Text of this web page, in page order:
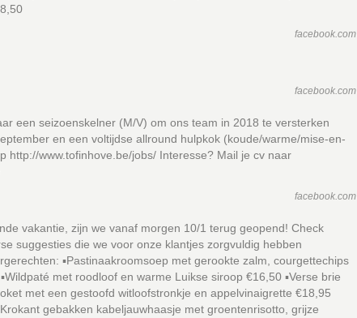
facebook.com
facebook.com
een seizoenskelner (M/V) om ons team in 2018 te versterken
en een voltijdse allround hulpkok (koude/warme/mise-en-
http://www.tofinhove.be/jobs/ Interesse? Mail je cv naar
facebook.com
vakantie, zijn we vanaf morgen 10/1 terug geopend! Check
suggesties die we voor onze klantjes zorgvuldig hebben
▪️Pastinaakroomsoep met gerookte zalm, courgettechips
met roodloof en warme Luikse siroop €16,50 ▪️Verse brie
met een gestoofd witloofstronkje en appelvinaigrette €18,95
gebakken kabeljauwhaasje met groentenrisotto, grijze